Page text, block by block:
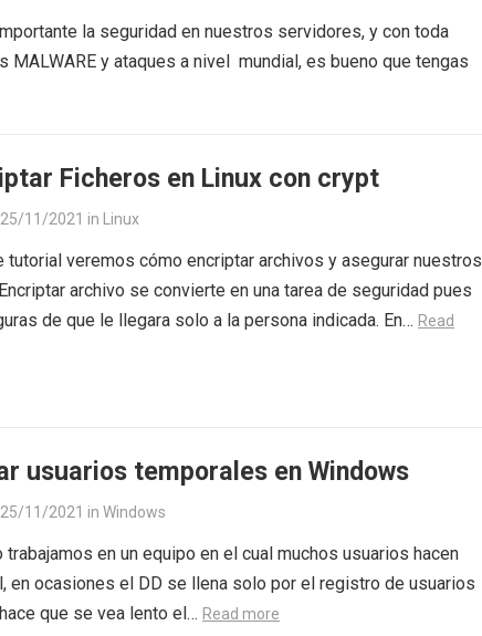
la seguridad en nuestros servidores, y con toda
y ataques a nivel mundial, es bueno que tengas
Ficheros en Linux con crypt
25/11/2021 in Linux
tutorial veremos cómo encriptar archivos y asegurar nuestros
archivo se convierte en una tarea de seguridad pues
de que le llegara solo a la persona indicada. En… Read
usuarios temporales en Windows
25/11/2021 in Windows
trabajamos en un equipo en el cual muchos usuarios hacen
en ocasiones el DD se llena solo por el registro de usuarios
que se vea lento el… Read more